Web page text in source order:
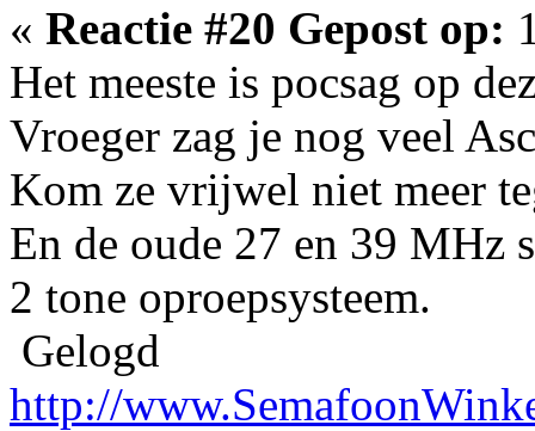
« Reactie #20 Gepost op:
Het meeste is pocsag op
Vroeger zag je nog veel
Kom ze vrijwel niet meer
En de oude 27 en 39 MHz
2 tone oproepsysteem.
Gelogd
http://